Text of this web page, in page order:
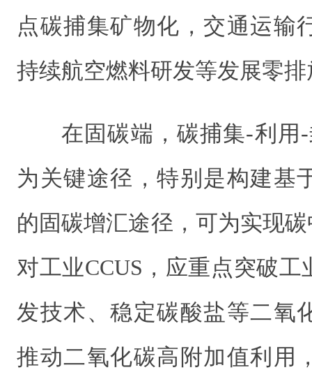
点碳捕集矿物化，交通运输
持续航空燃料研发等发展零
在固碳端，碳捕集-利用
为关键途径，特别是构建基
的固碳增汇途径，可为实现
对工业CCUS，应重点突破
发技术、稳定碳酸盐等二氧
推动二氧化碳高附加值利用